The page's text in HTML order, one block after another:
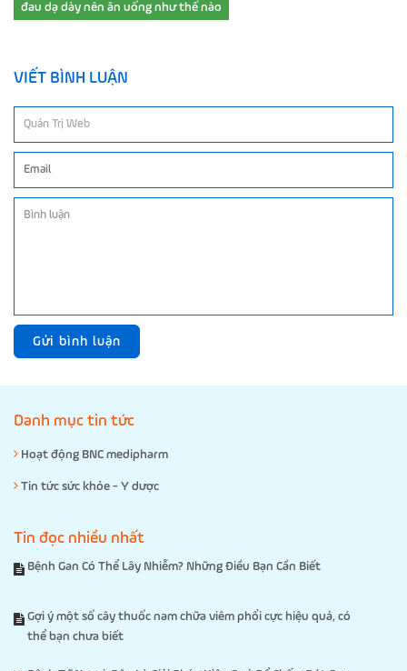
đau dạ dày nên ăn uống như thế nào
VIẾT BÌNH LUẬN
Gửi bình luận
Danh mục tin tức
Hoạt động BNC medipharm
Tin tức sức khỏe - Y dược
Tin đọc nhiều nhất
Bệnh Gan Có Thể Lây Nhiễm? Những Điều Bạn Cần Biết
Gợi ý một số cây thuốc nam chữa viêm phổi cực hiệu quả, có
thể bạn chưa biết